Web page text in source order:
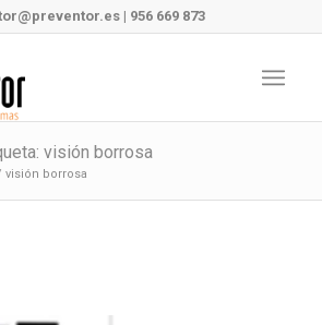
| 956 669 873
visión borrosa
visión borrosa